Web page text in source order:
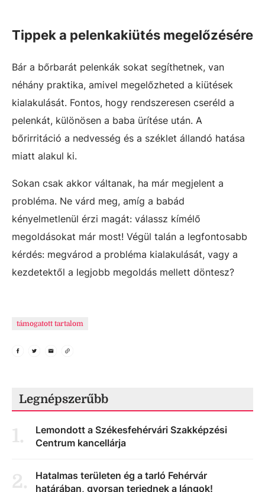
Tippek a pelenkakiütés megelőzésére
Bár a bőrbarát pelenkák sokat segíthetnek, van
néhány praktika, amivel megelőzheted a kiütések
kialakulását. Fontos, hogy rendszeresen cseréld a
pelenkát, különösen a baba ürítése után. A
bőrirritáció a nedvesség és a széklet állandó hatása
miatt alakul ki.
Sokan csak akkor váltanak, ha már megjelent a
probléma. Ne várd meg, amíg a babád
kényelmetlenül érzi magát: válassz kímélő
megoldásokat már most! Végül talán a legfontosabb
kérdés: megvárod a probléma kialakulását, vagy a
kezdetektől a legjobb megoldás mellett döntesz?
támogatott tartalom
Legnépszerűbb
1.
Lemondott a Székesfehérvári Szakképzési
Centrum kancellárja
2.
Hatalmas területen ég a tarló Fehérvár
határában, gyorsan terjednek a lángok!